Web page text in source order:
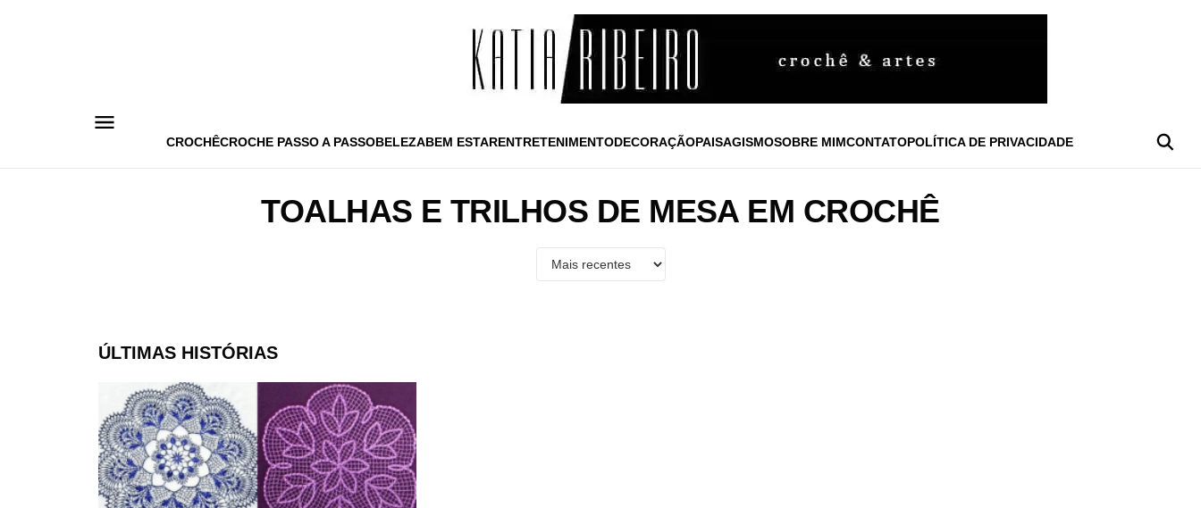
CROCHÊCROCHE PASSO A PASSOBELEZABEM ESTARENTRETENIMENTODECORAÇÃOPAISAGISMOSOBRE MIMCONTATOPOLÍTICA DE PRIVACIDADE
TOALHAS E TRILHOS DE MESA EM CROCHÊ
ÚLTIMAS HISTÓRIAS